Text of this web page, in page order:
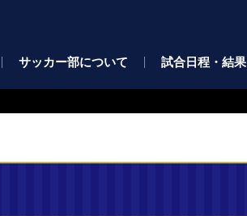
サッカー部について 試合日程・結果